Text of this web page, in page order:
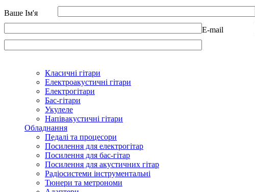
Ваше Ім'я
E-mail
Класичні гітари
Електроакустичні гітари
Електрогітари
Бас-гітари
Укулеле
Напівакустичні гітари
Обладнання
Педалі та процесори
Посилення для електрогітар
Посилення для бас-гітар
Посилення для акустичних гітар
Радіосистеми інструментальні
Тюнери та метрономи